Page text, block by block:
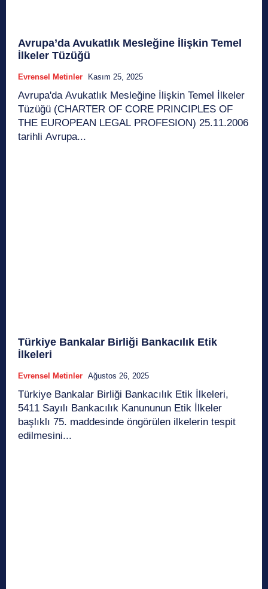
Avrupa’da Avukatlık Mesleğine İlişkin Temel
İlkeler Tüzüğü
Evrensel Metinler Kasım 25, 2025
Avrupa'da Avukatlık Mesleğine İlişkin Temel İlkeler
Tüzüğü (CHARTER OF CORE PRINCIPLES OF
THE EUROPEAN LEGAL PROFESION) 25.11.2006
tarihli Avrupa...
Türkiye Bankalar Birliği Bankacılık Etik
İlkeleri
Evrensel Metinler Ağustos 26, 2025
Türkiye Bankalar Birliği Bankacılık Etik İlkeleri,
5411 Sayılı Bankacılık Kanununun Etik İlkeler
başlıklı 75. maddesinde öngörülen ilkelerin tespit
edilmesini...